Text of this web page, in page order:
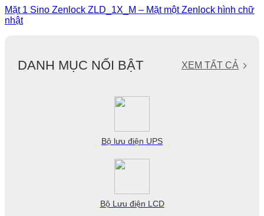
Mặt 1 Sino Zenlock ZLD_1X_M – Mặt một Zenlock hình chữ
nhật
DANH MỤC NỔI BẬT XEM TẤT CẢ
Bộ lưu điện UPS
Bộ Lưu điện LCD